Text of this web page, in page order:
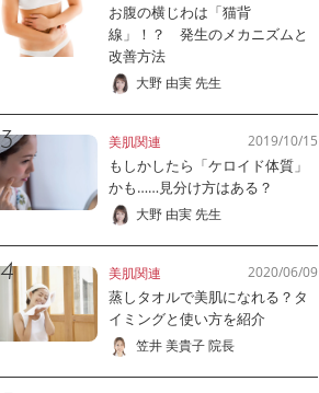
お腹の横じわは「猫背
線」！？ 発生のメカニズムと
改善方法
大野 由実 先生
美肌関連 2019/10/15
もしかしたら「ケロイド体質」
かも……見分け方はある？
大野 由実 先生
美肌関連 2020/06/09
蒸しタオルで美肌になれる？タ
イミングと使い方を紹介
笠井 美貴子 院長